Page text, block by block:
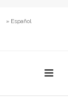
» Español